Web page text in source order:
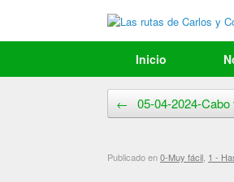
contenido
Inicio
Navegador de artículos
← 05-04-2024-
Publicado en0-Muy fácil 1 -